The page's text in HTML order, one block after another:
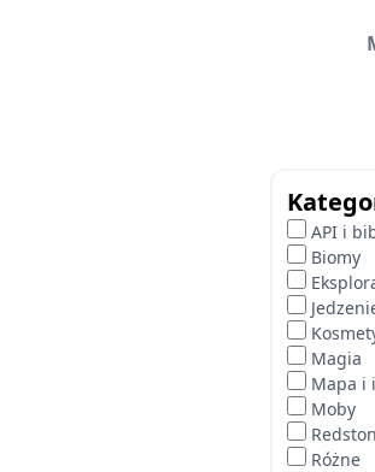
API i
Biomy
Magia
Mapa i
Moby
Różne